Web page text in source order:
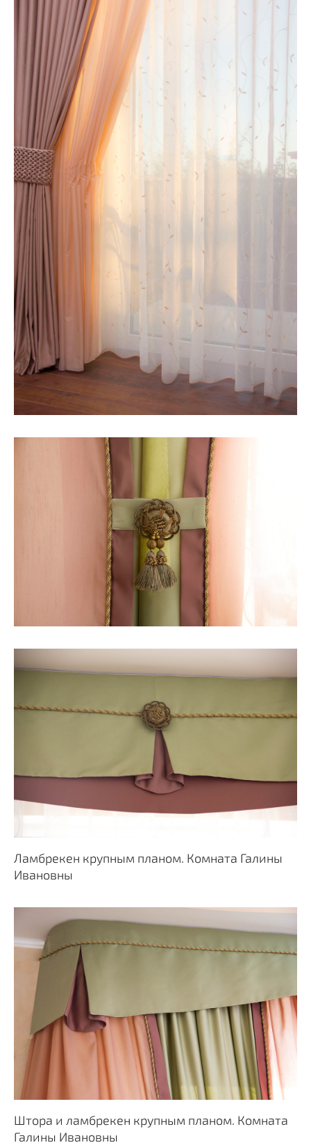
Ламбрекен крупным планом. Комната Галины
Ивановны
Штора и ламбрекен крупным планом. Комната
Галины Ивановны